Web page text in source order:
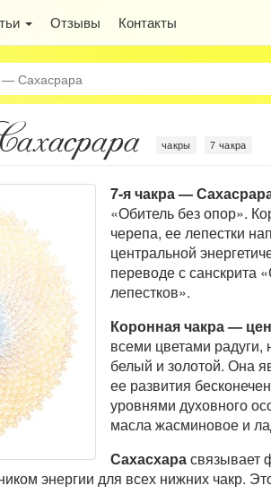
Отзывы Контакты
— Сахасрара
чакры 7 чакра
7-я чакра —
«Обитель без опор».
черепа, ее лепестки
центральной
переводе с санскрита
лепестков».
Коронная чакра —
всеми цветами
белый и золотой. Она
ее развития
уровнями духовного
масла жасминовое и
Сахасхарасвязывает
энергии для всех нижних чакр.